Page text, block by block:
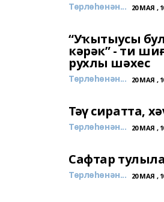
Төрлөһөнән... 20 МАЯ ,
“Уҡытыусы
кәрәк” - ти
рухлы шәхес
Төрлөһөнән... 20 МАЯ ,
Тәү сиратта,
Төрлөһөнән... 20 МАЯ ,
Сафтар
Төрлөһөнән... 20 МАЯ ,